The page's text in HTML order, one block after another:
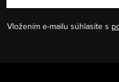
Vložením e-mailu súhlasíte s